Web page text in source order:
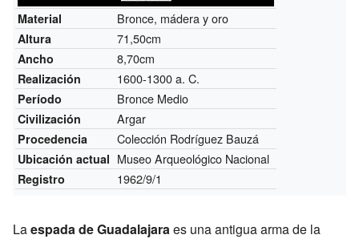
Material Bronce, mádera y oro
Altura 71,50cm
Ancho 8,70cm
Realización 1600-1300 a. C.
Período Bronce Medio
Civilización Argar
Procedencia Colección Rodríguez Bauzá
Ubicación actual Museo Arqueológico Nacional
Registro 1962/9/1
Laespada de Guadalajaraes una antigua arma de la